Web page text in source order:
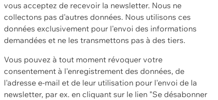
vous acceptez de recevoir la newsletter. Nous ne
collectons pas d'autres données. Nous utilisons ces
données exclusivement pour l'envoi des informations
demandées et ne les transmettons pas à des tiers.
Vous pouvez à tout moment révoquer votre
consentement à l'enregistrement des données, de
l'adresse e-mail et de leur utilisation pour l'envoi de la
newsletter, par ex. en cliquant sur le lien "Se désabonner